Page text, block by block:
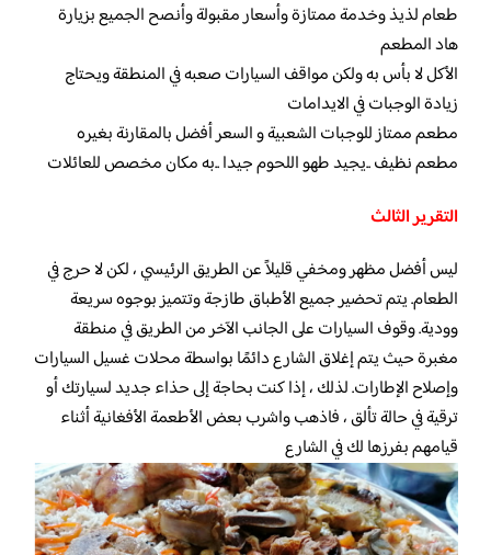
طعام لذيذ وخدمة ممتازة وأسعار مقبولة وأنصح الجميع بزيارة
هاد المطعم
الأكل لا بأس به ولكن مواقف السيارات صعبه في المنطقة ويحتاج
زيادة الوجبات في الايدامات
مطعم ممتاز للوجبات الشعبية و السعر أفضل بالمقارنة بغيره
مطعم نظيف ..يجيد طهو اللحوم جيدا ..به مكان مخصص للعائلات
التقرير الثالث
ليس أفضل مظهر ومخفي قليلاً عن الطريق الرئيسي ، لكن لا حرج في
الطعام. يتم تحضير جميع الأطباق طازجة وتتميز بوجوه سريعة
وودية. وقوف السيارات على الجانب الآخر من الطريق في منطقة
مغبرة حيث يتم إغلاق الشارع دائمًا بواسطة محلات غسيل السيارات
وإصلاح الإطارات. لذلك ، إذا كنت بحاجة إلى حذاء جديد لسيارتك أو
ترقية في حالة تألق ، فاذهب واشرب بعض الأطعمة الأفغانية أثناء
قيامهم بفرزها لك في الشارع